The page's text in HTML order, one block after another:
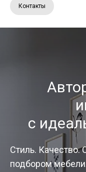
Контакты
с
Стиль.
подбором